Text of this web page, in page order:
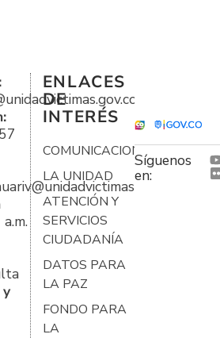
ENLACES
DE
INTERÉS
COMUNICACIONES
LA UNIDAD
ATENCIÓN Y
SERVICIOS
CIUDADANÍA
DATOS PARA
LA PAZ
FONDO PARA
LA
Síguenos
en: